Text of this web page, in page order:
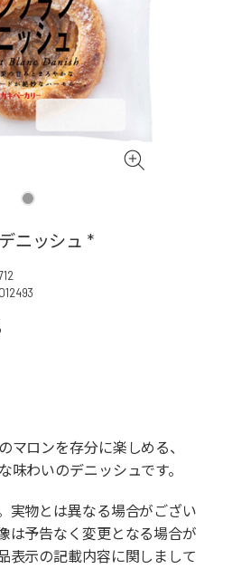
ニッシュ *
マロンを存分に楽しめる、
味わいのデニッシュです。
実物とは異なる場合がござい
は予告なく変更となる場合が
表示の記載内容に関しまして